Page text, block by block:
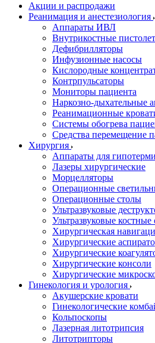
Акции и распродажи
Реанимация и анестезиология
Аппараты ИВЛ
Внутрикостные
Дефибрилляторы
Инфузионные насосы
Кислородные
Контрпульсаторы
Мониторы пациента
Наркозно-дыхательные
Реанимационные
Системы обогрева
Средства перемещение
Хирургия
Аппараты для
Лазеры хирургические
Морцелляторы
Операционные
Операционные столы
Ультразвуковые
Ультразвуковые костные
Хирургическая
Хирургические
Хирургические
Хирургические консоли
Хирургические
Гинекология и урология
Акушерские кровати
Гинекологические
Кольпоскопы
Лазерная литотрипсия
Литотрипторы